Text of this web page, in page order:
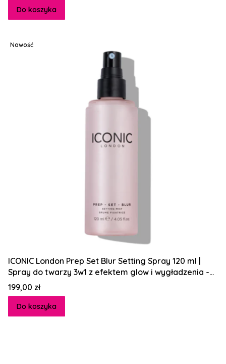
Do koszyka
Nowość
ICONIC London Prep Set Blur Setting Spray 120 ml |
Spray do twarzy 3w1 z efektem glow i wygładzenia -
ulubieniec profesjonalnych makijażystów i
influencerek beauty na całym świecie
Cena
199,00 zł
Do koszyka